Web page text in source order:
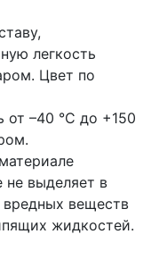
легкость
Цвет по
от –40 °C до +150
не выделяет в
веществ
жидкостей.